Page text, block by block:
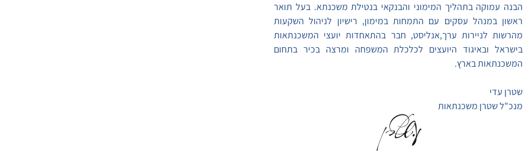
הבנה עמוקה בתהליך המימוני והבנקאי בנטילת משכנתא. בעל תואר
ראשון במנהל עסקים עם התמחות במימון, רישיון לניהול השקעות
מהרשות לניירות ערך,אנליסט, חבר בהתאחדות יועצי המשכנתאות
בישראל ובאיגוד היועצים לכלכלת המשפחה ומרצה בכיר בתחום
המשכנתאות בארץ.
שטרן עדי
מנכ"ל שטרן משכנתאות